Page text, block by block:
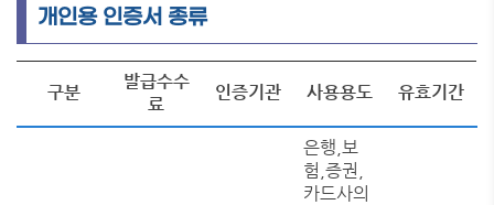
개인용 인증서 종류
구분
발급수수
료
인증기관 사용용도 유효기간
은행,보
험,증권,
카드사의